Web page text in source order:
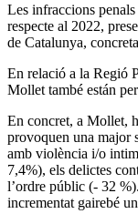
Les infraccions
respecte al 2022,
de Catalunya,
En relació a la Regió
Mollet també están
En concret, a Mollet,
provoquen una major
amb violència i/o
7,4%), els delictes
l’ordre públic (- 32
incrementat gairebé